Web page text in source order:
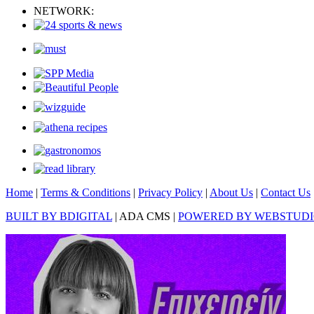
NETWORK:
Home | Terms & Conditions | Privacy Policy | About Us | Contact Us
BUILT BY BDIGITAL | ADA CMS | POWERED BY